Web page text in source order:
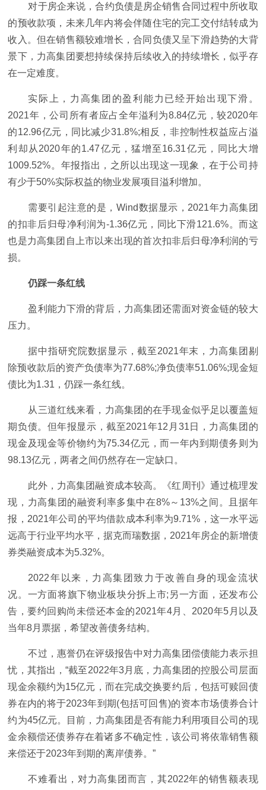
对于房企来说，合约负债是房企销售合同过程中所收取
的预收款项，未来几年内将会伴随住宅的完工交付结转成为
收入。但在销售额较难增长，合同负债又呈下滑趋势的大背
景下，力高集团要想持续保持后续收入的持续增长，似乎存
在一定难度。
实际上，力高集团的盈利能力已经开始出现下滑。
2021年，公司所有者应占全年溢利为8.84亿元，较2020年
的12.96亿元，同比减少31.8%;相反，非控制性权益应占溢
利却从2020年的1.47亿元，猛增至16.31亿元，同比大增
1009.52%。年报指出，之所以出现这一现象，在于公司持
有少于50%实际权益的物业发展项目溢利增加。
需要引起注意的是，Wind数据显示，2021年力高集团
的扣非后归母净利润为-1.36亿元，同比下滑121.6%。而这
也是力高集团自上市以来出现的首次扣非后归母净利润的亏
损。
仍踩一条红线
盈利能力下滑的背后，力高集团还需面对资金链的较大
压力。
据中指研究院数据显示，截至2021年末，力高集团剔
除预收款后的资产负债率为77.68%;净负债率51.06%;现金短
债比为1.31，仍踩一条红线。
从三道红线来看，力高集团的在手现金似乎足以覆盖短
期负债。但年报显示，截至2021年12月31日，力高集团的
现金及现金等价物约为75.34亿元，而一年内到期债务则为
98.13亿元，两者之间仍然存在一定缺口。
此外，力高集团融资成本较高。《红周刊》通过梳理发
现，力高集团的融资利率多集中在8%～13%之间。且据年
报，2021年公司的平均借款成本利率为9.71%，这一水平远
远高于行业平均水平，据克而瑞数据，2021年房企的新增债
券类融资成本为5.32%。
2022年以来，力高集团致力于改善自身的现金流状
况。一方面将旗下物业板块分拆上市;另一方面，还发布公
告，要约回购尚未偿还本金的2021年4月、2020年5月以及
当年8月票据，希望改善债务结构。
不过，惠誉仍在评级报告中对力高集团偿债能力表示担
忧，其指出，“截至2022年3月底，力高集团的控股公司层面
现金余额约为15亿元，而在完成交换要约后，包括可赎回债
券在内的将于2023年到期(包括可回售)的资本市场债券合计
约为45亿元。目前，力高集团是否有能力利用项目公司的现
金余额偿还债券存在着诸多不确定性，该公司将依靠销售额
来偿还于2023年到期的离岸债券。”
不难看出，对力高集团而言，其2022年的销售额表现